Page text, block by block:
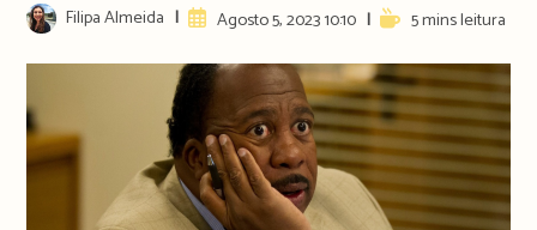
Post
author:
Filipa Almeida
ArtigoAgosto 5, 2023 10:10
Reading5 mins leitura